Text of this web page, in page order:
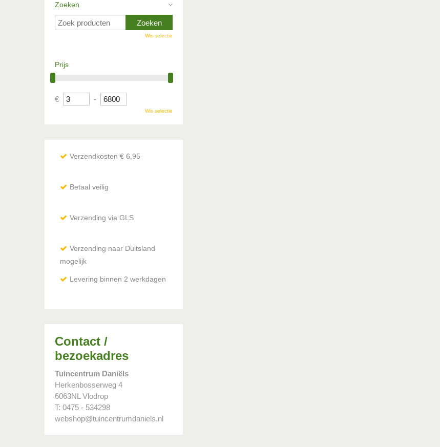
Zoeken
Wis selectie
Prijs
€ -
Wis selectie
Verzendkosten € 6,95
Betaal veilig
Verzending via GLS
Verzending naar Duitsland
mogelijk
Levering binnen 2 werkdagen
Contact /
bezoekadres
Tuincentrum Daniëls
Herkenbosserweg 4
6063NL Vlodrop
T: 0475 - 534298
webshop@tuincentrumdaniels.nl